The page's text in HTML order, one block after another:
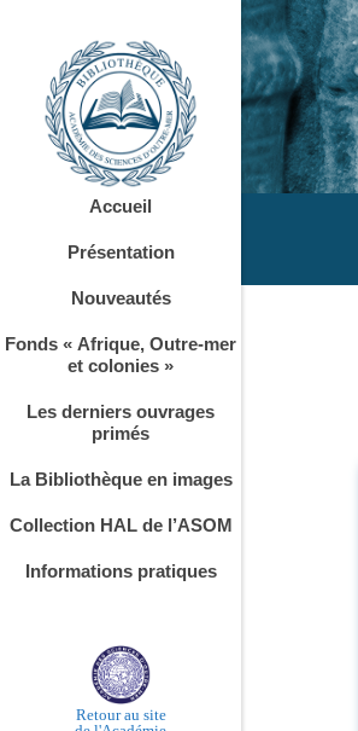
Accueil
Présentation
Nouveautés
Fonds « Afrique, Outre-mer
et colonies »
Les derniers ouvrages
primés
La Bibliothèque en images
Collection HAL de l’ASOM
Informations pratiques
Retour au site